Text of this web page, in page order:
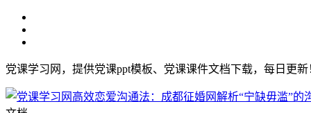
党课学习网，提供党课ppt模板、党课课件文档下载，每日更新